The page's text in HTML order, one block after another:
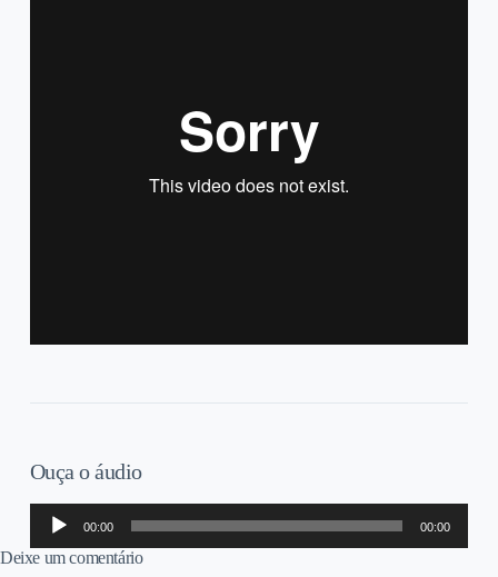
Ouça o áudio
Tocador
áudio
00:00 00:00
Deixe um comentário